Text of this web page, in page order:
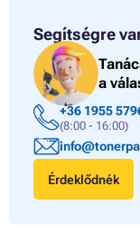
Segítségre
a
+36 1955
(8:00 - 16:00)
Érdeklődnék